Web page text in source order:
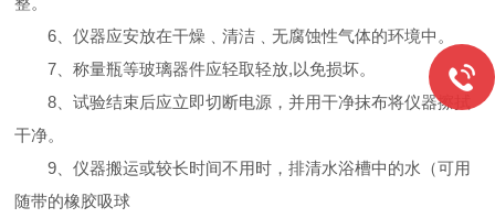
6 、仪器应安放在干燥﹑清洁﹑无腐蚀性气体的环境中。
7 、称量瓶等玻璃器件应轻取轻放,以免损坏。
8 、试验结束后应立即切断电源，并用干净抹布将仪器擦拭
干净。
9 、仪器搬运或较长时间不用时，排清水浴槽中的水（可用
随带的橡胶吸球